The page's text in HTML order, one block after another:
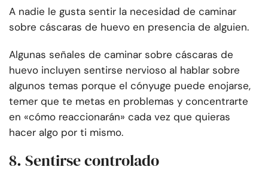
A nadie le gusta sentir la necesidad de caminar
sobre cáscaras de huevo en presencia de alguien.
Algunas señales de caminar sobre cáscaras de
huevo incluyen sentirse nervioso al hablar sobre
algunos temas porque el cónyuge puede enojarse,
temer que te metas en problemas y concentrarte
en «cómo reaccionarán» cada vez que quieras
hacer algo por ti mismo.
8. Sentirse controlado